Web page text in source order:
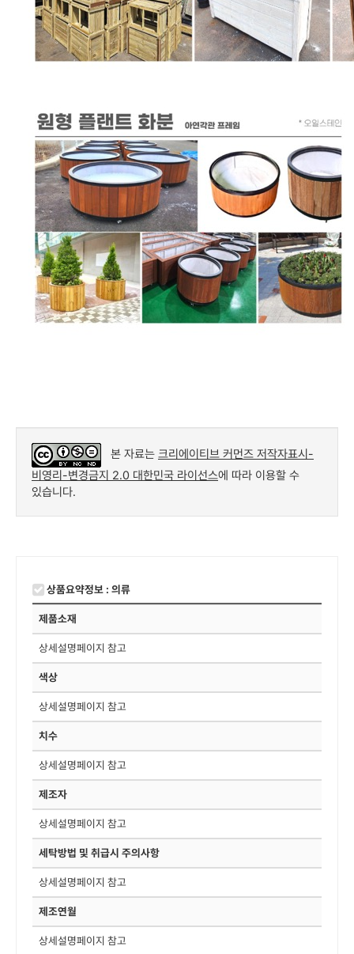
본 자료는 크리에이티브 커먼즈 저작자표시-
비영리-변경금지 2.0 대한민국 라이선스에 따라 이용할 수
있습니다.
상품요약정보 : 의류
제품소재
상세설명페이지 참고
색상
상세설명페이지 참고
치수
상세설명페이지 참고
제조자
상세설명페이지 참고
세탁방법 및 취급시 주의사항
상세설명페이지 참고
제조연월
상세설명페이지 참고